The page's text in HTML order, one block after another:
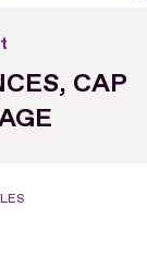
CAP